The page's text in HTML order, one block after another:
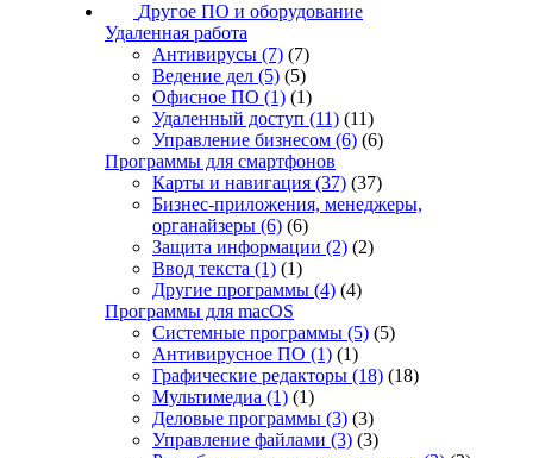
Другое ПО и оборудование
Удаленная работа
Антивирусы (7) (7)
Ведение дел (5) (5)
Офисное ПО (1) (1)
Удаленный доступ (11) (11)
Управление бизнесом (6) (6)
Программы для смартфонов
Карты и навигация (37) (37)
Бизнес-приложения, менеджеры,
органайзеры (6) (6)
Защита информации (2) (2)
Ввод текста (1) (1)
Другие программы (4) (4)
Программы для macOS
Системные программы (5) (5)
Антивирусное ПО (1) (1)
Графические редакторы (18) (18)
Мультимедиа (1) (1)
Деловые программы (3) (3)
Управление файлами (3) (3)